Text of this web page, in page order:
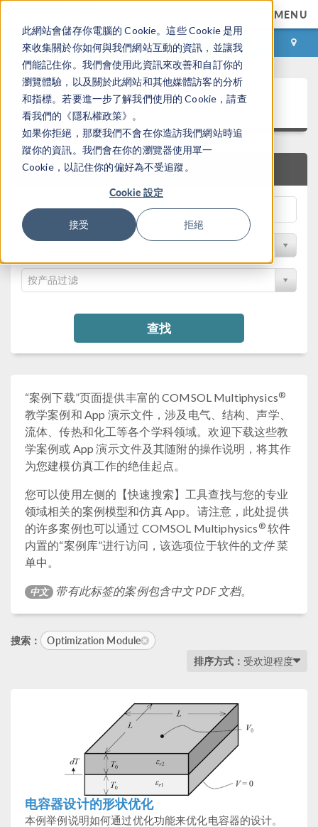
此網站會儲存你電腦的 Cookie。這些 Cookie 是用
來收集關於你如何與我們網站互動的資訊，並讓我
們能記住你。我們會使用此資訊來改善和自訂你的
瀏覽體驗，以及關於此網站和其他媒體訪客的分析
和指標。若要進一步了解我們使用的 Cookie，請查
看我們的《隱私權政策》。
如果你拒絕，那麼我們不會在你造訪我們網站時追
蹤你的資訊。我們會在你的瀏覽器使用單一
Cookie，以記住你的偏好為不受追蹤。
Cookie 設定
接受 拒絕
MENU
登录 咨询与购买
案例下载
快速搜索
按学科过滤
按产品过滤
查找
“案例下载”页面提供丰富的 COMSOL Multiphysics®
教学案例和 App 演示文件，涉及电气、结构、声学、
流体、传热和化工等各个学科领域。欢迎下载这些教
学案例或 App 演示文件及其随附的操作说明，将其作
为您建模仿真工作的绝佳起点。
您可以使用左侧的【快速搜索】工具查找与您的专业
领域相关的案例模型和仿真 App。请注意，此处提供
的许多案例也可以通过 COMSOL Multiphysics ®软件
内置的“案例库”进行访问，该选项位于软件的 文件菜
单中。
中文 带有此标签的案例包含中文 PDF 文档。
搜索： Optimization Module
排序方式： 受欢迎程度
电容器设计的形状优化
本例举例说明如何通过优化功能来优化电容器的设计。